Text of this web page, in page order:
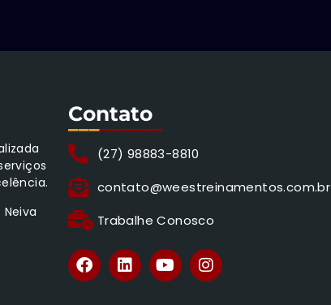
Neiva
Contato
(27) 98883-8810
contato@weestreinamentos.com.br
Trabalhe Conosco
_________